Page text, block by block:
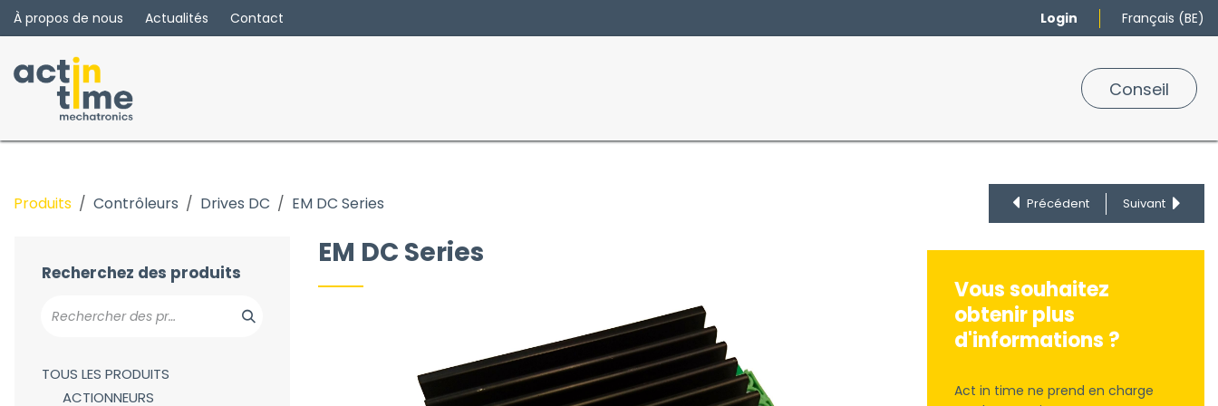
Se rendre au contenu
À propos de nous Actualités Contact Login Français (BE)
Conseil
EM DC Series
Produits Contrôleurs Drives DC EM DC Series Précédent Suivant
Recherchez des produits
TOUS LES PRODUITS
ACTIONNEURS
EM DC Series
Vous souhaitez
obtenir plus
d'informations ?
Act in time ne prend en charge